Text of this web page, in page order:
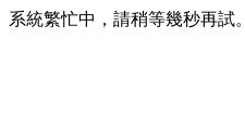
系統繁忙中，請稍等幾秒再試。